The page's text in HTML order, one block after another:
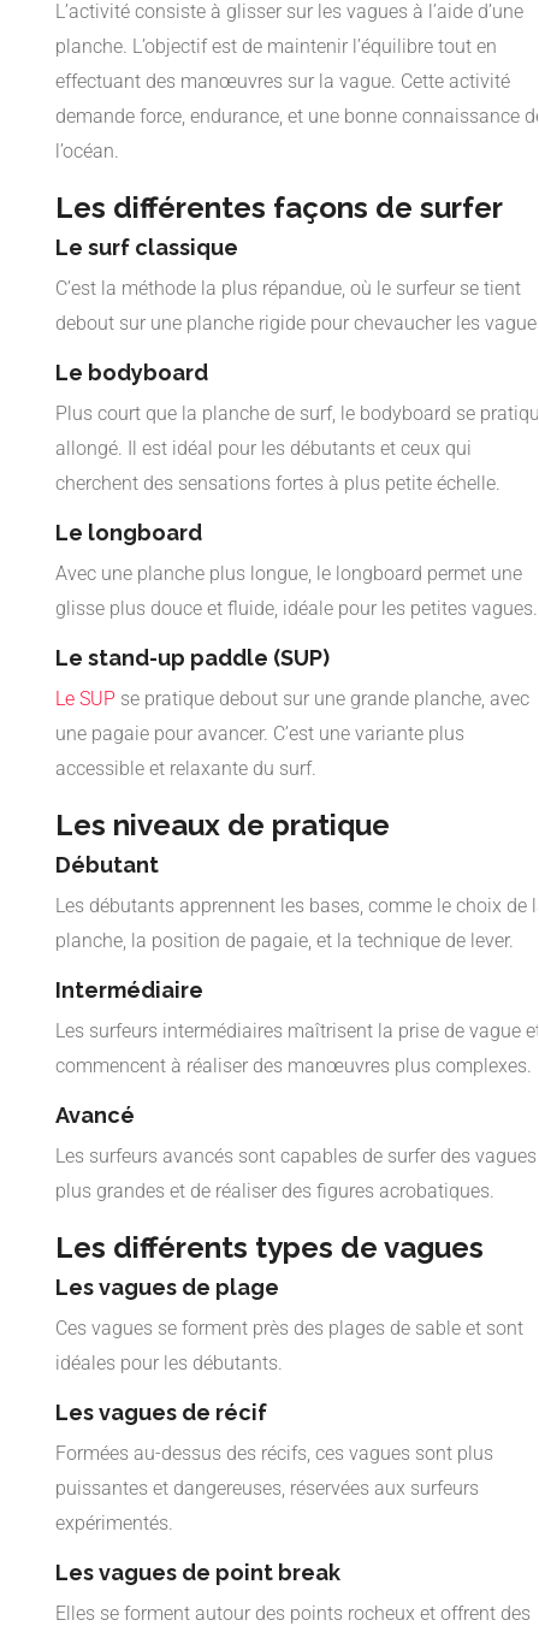
L’activité consiste à glisser sur les vagues à l’aide d’une
planche. L’objectif est de maintenir l’équilibre tout en
effectuant des manœuvres sur la vague. Cette activité
demande force, endurance, et une bonne connaissance
l’océan.
Les différentes façons de surfer
Le surf classique
C’est la méthode la plus répandue, où le surfeur se tient
debout sur une planche rigide pour chevaucher les
Le bodyboard
Plus court que la planche de surf, le bodyboard se
allongé. Il est idéal pour les débutants et ceux qui
cherchent des sensations fortes à plus petite échelle.
Le longboard
Avec une planche plus longue, le longboard permet une
glisse plus douce et fluide, idéale pour les petites vagues.
Le stand-up paddle (SUP)
Le SUP se pratique debout sur une grande planche, avec
une pagaie pour avancer. C’est une variante plus
accessible et relaxante du surf.
Les niveaux de pratique
Débutant
Les débutants apprennent les bases, comme le choix de
planche, la position de pagaie, et la technique de lever.
Intermédiaire
Les surfeurs intermédiaires maîtrisent la prise de vague
commencent à réaliser des manœuvres plus complexes.
Avancé
Les surfeurs avancés sont capables de surfer des vagues
plus grandes et de réaliser des figures acrobatiques.
Les différents types de vagues
Les vagues de plage
Ces vagues se forment près des plages de sable et sont
idéales pour les débutants.
Les vagues de récif
Formées au-dessus des récifs, ces vagues sont plus
puissantes et dangereuses, réservées aux surfeurs
expérimentés.
Les vagues de point break
Elles se forment autour des points rocheux et offrent des